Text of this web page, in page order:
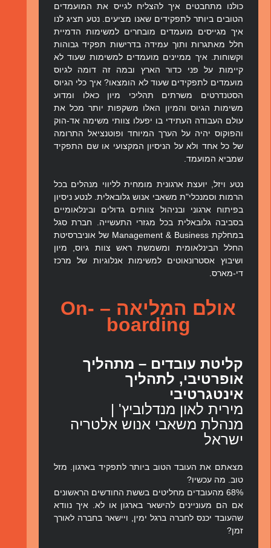
כולנו מתחבטים איך להצליח לגייס את המועמדים
הטובים ביותר לתפקידים שאנו מציעים. נטע תציג לנו
איך מגייסים מועמדים מובחרים למשימות הדמיית
חלל מאתגרות ותוך עמידה בדרישות תפקיד גבוהות
וקשוחות. איך ממיינים מועמדים למשימות שעוד לא
קיימות על פני כדור הארץ ובמה זה דומה לגיוס
מועמדים לתפקידים שעוד לא הומצאו? איך כלי הגיוס
הסטנדרטים משרתים תהליכי מיון כאלו ומדוע
משימות הגיוס והמיון האלו משקפות יותר מכל את
עולם העבודה העתידי בו יפעלו צוותי משימה אד-הוק
והפוקוס יהיה על הערך המיוחד ופוטנציאל התרומה
של כל אחד ולא על הניסיון המקצועי או שם התפקיד
שמביא המועמד.
נטע ויזל, יועצת ארגונית מומחית לליווי מנהלים בכל
הרמות וסמנכלי"ת משאבי אנוש גלובאלית. לנטע ניסיון
בפיתוח ארגוני ובניהול צוותים גדולים ובינלאומיים
בסביבה גלובאלית בכל מגזרי התעשייה. חברת סגל
במחלקת Management & Business של אוניברסיטת
החלל הבינלאומית ומשמשת ראש צוות גיוס, מיון
ושיבוץ אסטרונאוטים למשימות אנלוגיות של מרכז
די-מארס.
אולם המליאה – On-
boarding
קליטת עובדים – מתהליך
אופרטיבי, לתהליך
אינטגרטיבי
מירית לאון מנדלוביץ' |
מנהלת משאבי אנוש אלטריה
ישראל
מצאתם את העובד הטוב ביותר לתפקיד בארגון. מזל
טוב. מה עכשיו?
68% מהעובדים מחליטים בששת החודשים הראשונים
אם הם מעוניינים להישאר בארגון או לא. איך נוודא
שהעובד יכנס לחברה ברגל ימין, ויישאר בחברה לאורך
זמן?